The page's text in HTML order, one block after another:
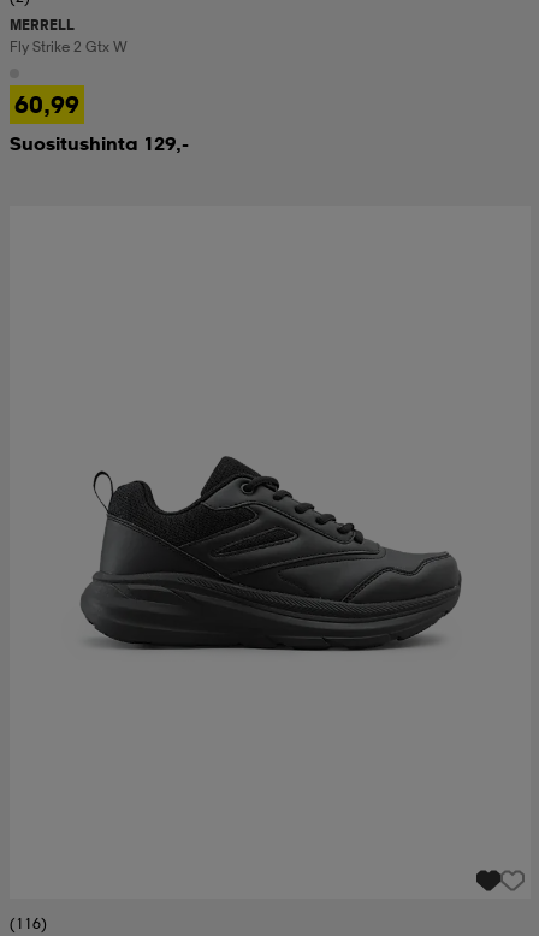
MERRELL
Fly Strike 2 Gtx W
60,99
Suositushinta 129,-
(116)